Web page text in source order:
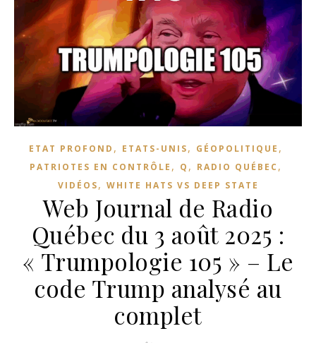
ETAT PROFOND , ETATS-UNIS, GÉOPOLITIQUE ,
PATRIOTES EN CONTRÔLE , Q , RADIO QUÉBEC ,
VIDÉOS, WHITE HATS VS DEEP STATE
Web Journal de Radio
Québec du 3 août 2025 :
« Trumpologie 105 » – Le
code Trump analysé au
complet